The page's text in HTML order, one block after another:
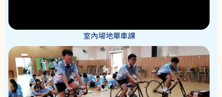
室內場地單車課